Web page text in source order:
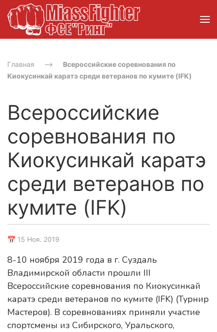
Главная
Всероссийские соревнования по
Киокусинкай каратэ среди ветеранов по кумите (IFK)
Всероссийские
соревнования по
Киокусинкай каратэ
среди ветеранов по
кумите (IFK)
📅 15 Ноя. 2019
8-10 ноября 2019 года в г. Суздаль
Владимирской области прошли III
Всероссийские соревнования по Киокусинкай
каратэ среди ветеранов по кумите (IFK) (Турнир
Мастеров). В соревнованиях приняли участие
спортсмены из Сибирского, Уральского,